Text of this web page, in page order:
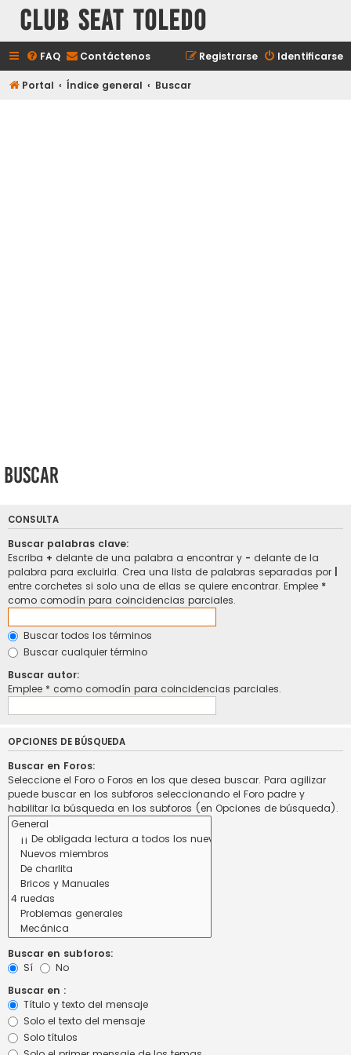
Club Seat Toledo
FAQ Contáctenos Identificarse
Registrarse
Portal Índice general Buscar
Buscar
CONSULTA
Buscar palabras clave:
Escriba + delante de una palabra a encontrar y - delante de la
palabra para excluirla. Crea una lista de palabras separadas por
entre corchetes si solo una de ellas se quiere encontrar. Emplee *
como comodín para coincidencias parciales.
Buscar todos los términos
Buscar cualquier término
Buscar autor:
Emplee * como comodín para coincidencias parciales.
OPCIONES DE BÚSQUEDA
Buscar en Foros:
Seleccione el Foro o Foros en los que desea buscar. Para agilizar
puede buscar en los subforos seleccionando el Foro padre y
habilitar la búsqueda en los subforos (en Opciones de búsqueda).
Buscar en subforos:
Sí
No
Buscar en :
Título y texto del mensaje
Solo el texto del mensaje
Solo títulos